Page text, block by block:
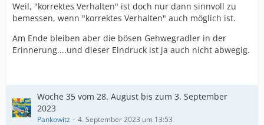
Weil, "korrektes Verhalten" ist doch nur dann sinnvoll zu
bemessen, wenn "korrektes Verhalten" auch möglich ist.
Am Ende bleiben aber die bösen Gehwegradler in der
Erinnerung....und dieser Eindruck ist ja auch nicht abwegig.
Woche 35 vom 28. August bis zum 3. September
2023
Pankowitz 4. September 2023 um 13:53